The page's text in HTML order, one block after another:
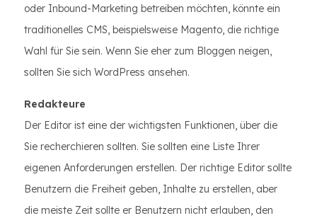
oder Inbound-Marketing betreiben möchten, könnte ein
traditionelles CMS, beispielsweise Magento, die richtige
Wahl für Sie sein. Wenn Sie eher zum Bloggen neigen,
sollten Sie sich WordPress ansehen.
Redakteure
Der Editor ist eine der wichtigsten Funktionen, über die
Sie recherchieren sollten. Sie sollten eine Liste Ihrer
eigenen Anforderungen erstellen. Der richtige Editor sollte
Benutzern die Freiheit geben, Inhalte zu erstellen, aber
die meiste Zeit sollte er Benutzern nicht erlauben, den